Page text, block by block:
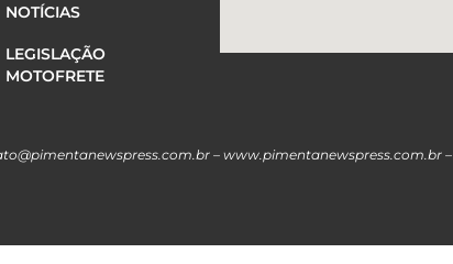
NOTÍCIAS
LEGISLAÇÃO
MOTOFRETE
– www.pimentanewspress.com.br –